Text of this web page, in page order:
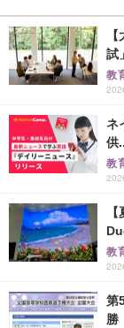
試
教
ネ
供
教
教
第
勝